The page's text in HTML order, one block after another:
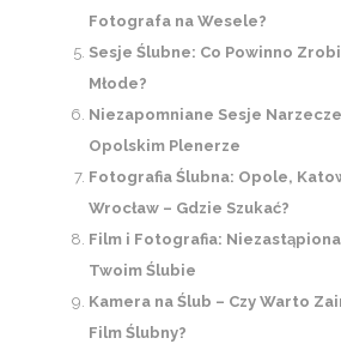
Fotografa na Wesele?
Sesje Ślubne: Co Powinno
Młode?
Niezapomniane Sesje
Opolskim Plenerze
Fotografia Ślubna: Opole,
Wrocław – Gdzie Szukać?
Film i Fotografia: Niezastąpiona
Twoim Ślubie
Kamera na Ślub – Czy Warto
Film Ślubny?